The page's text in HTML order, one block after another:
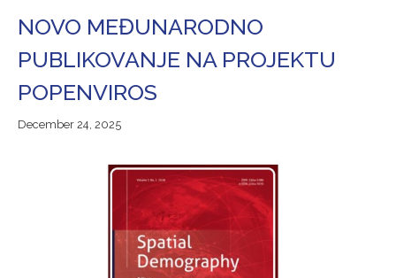
NOVO MEĐUNARODNO
PUBLIKOVANJE NA PROJEKTU
POPENVIROS
December 24, 2025December
2025